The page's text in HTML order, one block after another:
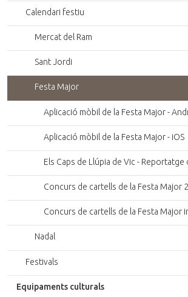
Calendari festiu
Mercat del Ram
Sant Jordi
Festa Major
Aplicació mòbil de la Festa Major -
Aplicació mòbil de la Festa Major - iOS
Els Caps de Llúpia de Vic - Reportatge
Concurs de cartells de la Festa Major
Concurs de cartells de la Festa Major
Nadal
Festivals
Equipaments culturals